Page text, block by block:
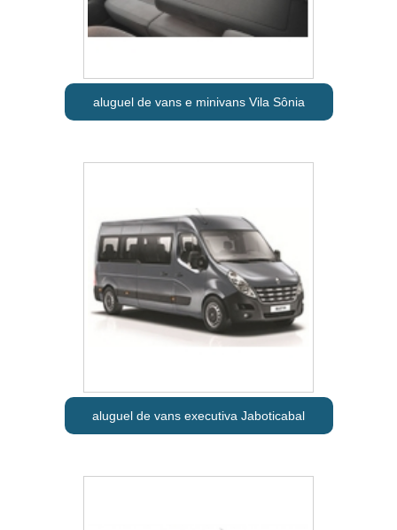
aluguel de vans e minivans Vila Sônia
aluguel de vans executiva Jaboticabal